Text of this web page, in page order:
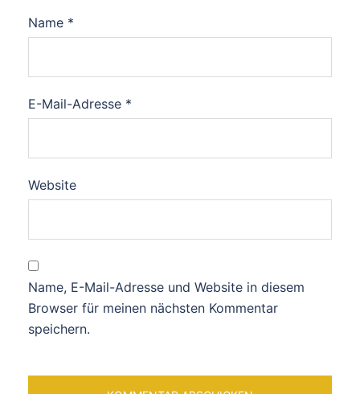
Name *
E-Mail-Adresse *
Website
Name, E-Mail-Adresse und Website in diesem
Browser für meinen nächsten Kommentar
speichern.